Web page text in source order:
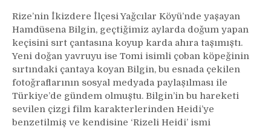
Rize’nin İkizdere İlçesi Yağcılar Köyü’nde yaşayan
Hamdüsena Bilgin, geçtiğimiz aylarda doğum yapan
keçisini sırt çantasına koyup karda ahıra taşımıştı.
Yeni doğan yavruyu ise Tomi isimli çoban köpeğinin
sırtındaki çantaya koyan Bilgin, bu esnada çekilen
fotoğraflarının sosyal medyada paylaşılması ile
Türkiye’de gündem olmuştu. Bilgin’in bu hareketi
sevilen çizgi film karakterlerinden Heidi’ye
benzetilmiş ve kendisine ‘Rizeli Heidi’ ismi